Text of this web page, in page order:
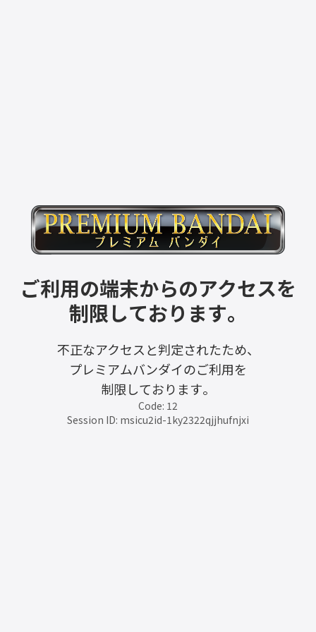
ご利用の端末からのアクセスを
制限しております。
不正なアクセスと判定されたため、
プレミアムバンダイのご利用を
制限しております。
Code: 12
Session ID: msicu2id-1ky2322qjjhufnjxi